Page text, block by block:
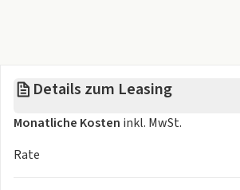
Details zum Leasing
Monatliche Kosten inkl. MwSt.
Rate